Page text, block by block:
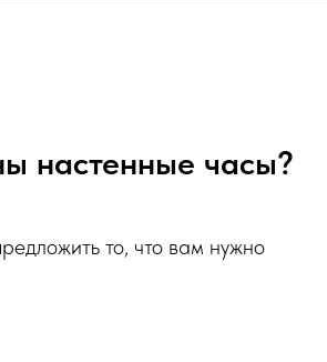
настенные часы?
то, что вам нужно